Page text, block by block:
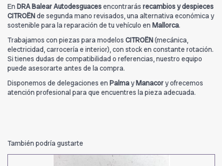
En DRA Balear Autodesguacesencontrarás recambios y despieces
CITROËNde segunda mano revisados, una alternativa económica y
sostenible para la reparación de tu vehículo en Mallorca.
Trabajamos con piezas para modelos CITROËN(mecánica,
electricidad, carrocería e interior), con stock en constante rotación.
Si tienes dudas de compatibilidad o referencias, nuestro equipo
puede asesorarte antes de la compra.
Disponemos de delegaciones en PalmayManacory ofrecemos
atención profesional para que encuentres la pieza adecuada.
También podría gustarte